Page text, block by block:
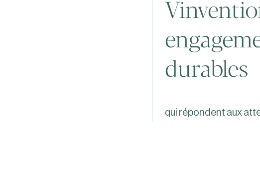
durables
qui répondent aux